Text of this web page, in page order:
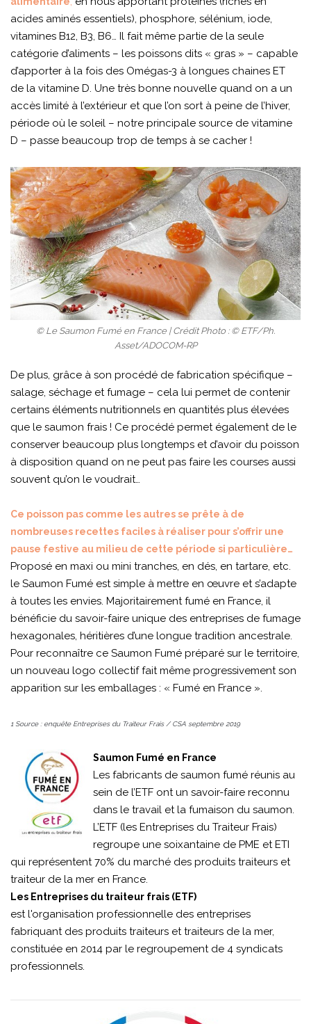
acides aminés essentiels), phosphore, sélénium, iode,
vitamines B12, B3, B6… Il fait même partie de la seule
catégorie d’aliments – les poissons dits « gras » – capable
d’apporter à la fois des Omégas-3 à longues chaines ET
de la vitamine D. Une très bonne nouvelle quand on a un
accès limité à l’extérieur et que l’on sort à peine de l’hiver,
période où le soleil – notre principale source de vitamine
D – passe beaucoup trop de temps à se cacher !
© Le Saumon Fumé en France | Crédit Photo : © ETF/Ph.
Asset/ADOCOM-RP
De plus, grâce à son procédé de fabrication spécifique –
salage, séchage et fumage – cela lui permet de contenir
certains éléments nutritionnels en quantités plus élevées
que le saumon frais ! Ce procédé permet également de le
conserver beaucoup plus longtemps et d’avoir du poisson
à disposition quand on ne peut pas faire les courses aussi
souvent qu’on le voudrait…
Ce poisson pas comme les autres se prête à de
nombreuses recettes faciles à réaliser pour s’offrir une
pause festive au milieu de cette période si particulière…
Proposé en maxi ou mini tranches, en dés, en tartare, etc.
le Saumon Fumé est simple à mettre en œuvre et s’adapte
à toutes les envies. Majoritairement fumé en France, il
bénéficie du savoir-faire unique des entreprises de fumage
hexagonales, héritières d’une longue tradition ancestrale.
Pour reconnaître ce Saumon Fumé préparé sur le territoire,
un nouveau logo collectif fait même progressivement son
apparition sur les emballages : « Fumé en France ».
1 Source : enquête Entreprises du Traiteur Frais / CSA septembre 2019
Saumon Fumé en France
Les fabricants de saumon fumé réunis au
sein de l’ETF ont un savoir-faire reconnu
dans le travail et la fumaison du saumon.
L’ETF (les Entreprises du Traiteur Frais)
regroupe une soixantaine de PME et ETI
qui représentent 70% du marché des produits traiteurs et
traiteur de la mer en France.
Les Entreprises du traiteur frais (ETF)
est l'organisation professionnelle des entreprises
fabriquant des produits traiteurs et traiteurs de la mer,
constituée en 2014 par le regroupement de 4 syndicats
professionnels.